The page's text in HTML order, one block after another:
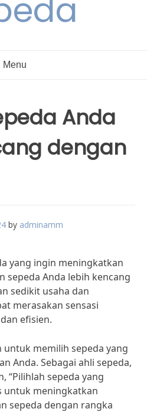
Menu
Anda
dengan
by adminamm
yang ingin meningkatkan
sepeda Anda lebih kencang
sedikit usaha dan
merasakan sensasi
efisien.
untuk memilih sepeda yang
Anda. Sebagai ahli sepeda,
“Pilihlah sepeda yang
untuk meningkatkan
sepeda dengan rangka